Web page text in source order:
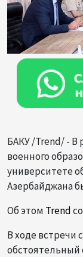
БАКУ /Trend/ - В
военного
университете
Азербайджана
Об этом Trend
В ходе встречи